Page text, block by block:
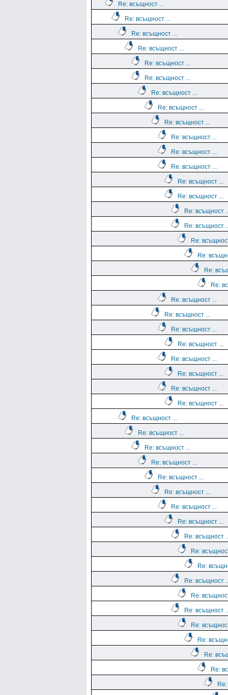
Re: всъщност ...
Re: всъщност ...
Re: всъщност ...
Re: всъщност ...
Re: всъщност ...
Re: всъщност ...
Re: всъщност ...
Re: всъщност ...
Re: всъщност ...
Re: всъщност ...
Re: всъщност ...
Re: всъщност ...
Re: всъщност ...
Re: всъщност ...
Re: всъщност
Re: всъщност
Re:
Re:
Re:
Re:
Re: всъщност ...
Re: всъщност ...
Re: всъщност ...
Re: всъщност ...
Re: всъщност ...
Re: всъщност ...
Re: всъщност ...
Re: всъщност ...
Re: всъщност ...
Re: всъщност ...
Re: всъщност ...
Re: всъщност ...
Re: всъщност ...
Re: всъщност ...
Re: всъщност ...
Re: всъщност ...
Re: всъщност
Re:
Re:
Re: всъщност
Re:
Re: всъщност
Re:
Re:
Re:
Re: